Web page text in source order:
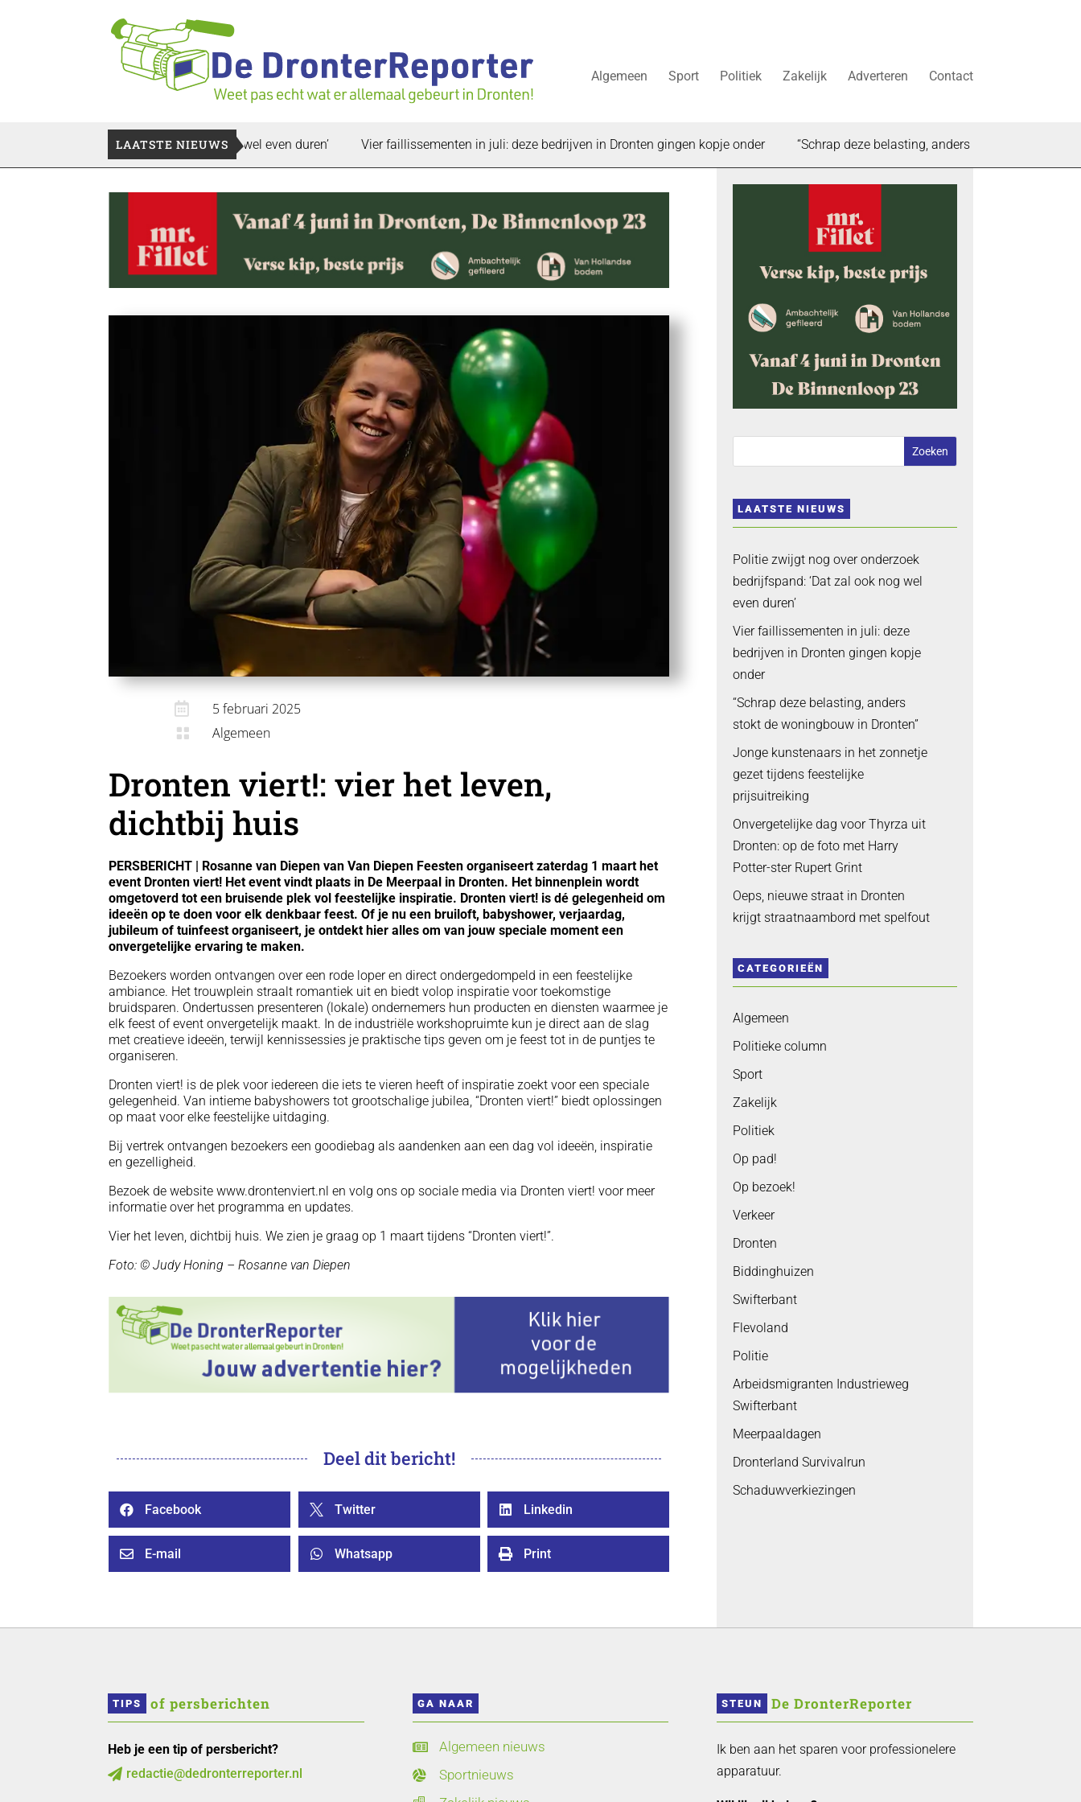
Algemeen Sport Politiek Zakelijk Adverteren Contact
LAATSTE NIEUWS
bedrijfspand: ‘Dat zal ook nog wel even duren’ Vier faillissementen in juli: deze bedrijven in Dronten gingen kopje onder “Schrap deze belasting, anders stokt de woningbouw in
 5 februari 2025
 Algemeen
Dronten viert!: vier het leven,
dichtbij huis
PERSBERICHT | Rosanne van Diepen van Van Diepen Feesten organiseert zaterdag 1 maart het
event Dronten viert! Het event vindt plaats in De Meerpaal in Dronten. Het binnenplein wordt
omgetoverd tot een bruisende plek vol feestelijke inspiratie. Dronten viert! is dé gelegenheid om
ideeën op te doen voor elk denkbaar feest. Of je nu een bruiloft, babyshower, verjaardag,
jubileum of tuinfeest organiseert, je ontdekt hier alles om van jouw speciale moment een
onvergetelijke ervaring te maken.
Bezoekers worden ontvangen over een rode loper en direct ondergedompeld in een feestelijke
ambiance. Het trouwplein straalt romantiek uit en biedt volop inspiratie voor toekomstige
bruidsparen. Ondertussen presenteren (lokale) ondernemers hun producten en diensten waarmee je
elk feest of event onvergetelijk maakt. In de industriële workshopruimte kun je direct aan de slag
met creatieve ideeën, terwijl kennissessies je praktische tips geven om je feest tot in de puntjes te
organiseren.
Dronten viert! is de plek voor iedereen die iets te vieren heeft of inspiratie zoekt voor een speciale
gelegenheid. Van intieme babyshowers tot grootschalige jubilea, “Dronten viert!” biedt oplossingen
op maat voor elke feestelijke uitdaging.
Bij vertrek ontvangen bezoekers een goodiebag als aandenken aan een dag vol ideeën, inspiratie
en gezelligheid.
Bezoek de website www.drontenviert.nl en volg ons op sociale media via Dronten viert! voor meer
informatie over het programma en updates.
Vier het leven, dichtbij huis. We zien je graag op 1 maart tijdens “Dronten viert!”.
Foto: © Judy Honing – Rosanne van Diepen
Deel dit bericht!
 Facebook  Twitter  Linkedin
 E-mail  Whatsapp  Print
LAATSTE NIEUWS
Politie zwijgt nog over onderzoek
bedrijfspand: ‘Dat zal ook nog wel
even duren’
Vier faillissementen in juli: deze
bedrijven in Dronten gingen kopje
onder
“Schrap deze belasting, anders
stokt de woningbouw in Dronten”
Jonge kunstenaars in het zonnetje
gezet tijdens feestelijke
prijsuitreiking
Onvergetelijke dag voor Thyrza uit
Dronten: op de foto met Harry
Potter-ster Rupert Grint
Oeps, nieuwe straat in Dronten
krijgt straatnaambord met spelfout
CATEGORIEËN
Algemeen
Politieke column
Sport
Zakelijk
Politiek
Op pad!
Op bezoek!
Verkeer
Dronten
Biddinghuizen
Swifterbant
Flevoland
Politie
Arbeidsmigranten Industrieweg
Swifterbant
Meerpaaldagen
Dronterland Survivalrun
Schaduwverkiezingen
TIPS of persberichten
Heb je een tip of persbericht?
 redactie@dedronterreporter.nl
GA NAAR
 Algemeen nieuws
 Sportnieuws
STEUN De DronterReporter
Ik ben aan het sparen voor professionelere
apparatuur.